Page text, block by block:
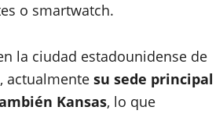
o smartwatch.
la ciudad estadounidense de
actualmente su sede principal
Kansas, lo que